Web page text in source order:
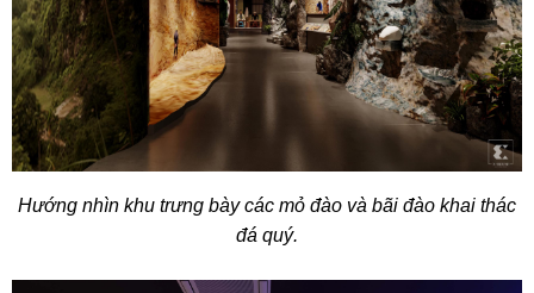
Hướng nhìn khu trưng bày các mỏ đào và bãi đào khai thác
đá quý.